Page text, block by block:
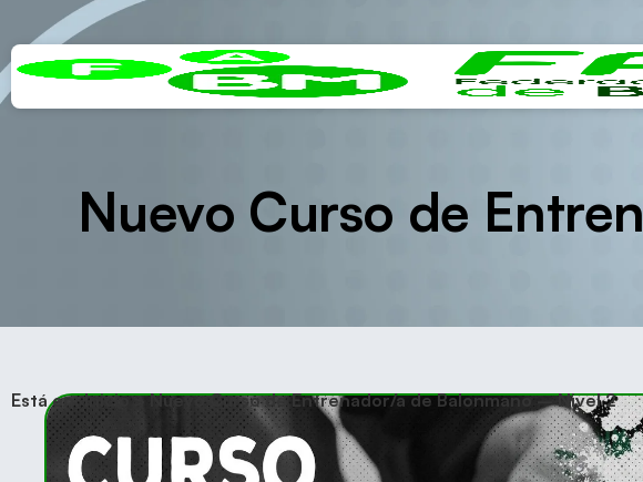
Está en:Inicio>Nuevo Curso de Entrenador/a de Balonmano – Nivel 2
Nuevo Curso de